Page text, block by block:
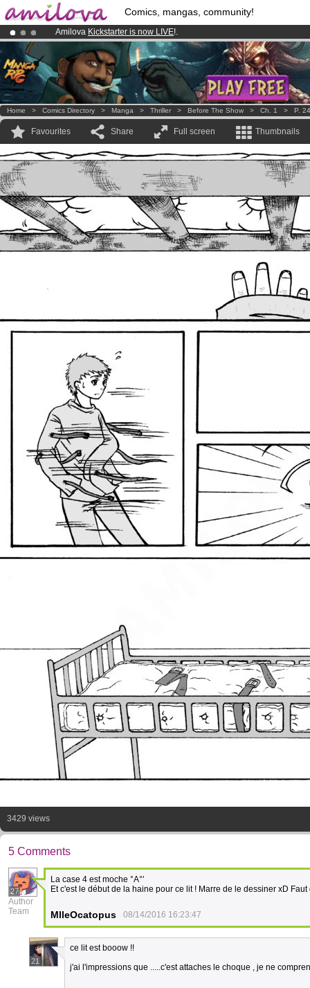
Comics, mangas, community!
Amilova Kickstarter is now LIVE!.
Premium membership from3.95 eurosper month !Get membership
Already 100000 membersand 1000 comics & mangas!.
Home > Comics Directory > Manga > Thriller > Before The Show > Ch. 1 > P. 24
Favourites Share Full screen Thumbnails
3429 views
5 Comments
27
Author
Team
La case 4 est moche °A°'
Et c'est le début de la haine pour ce lit ! Marre de le dessiner xD
MlleOcatopus 08/14/2016 16:23:47
21
ce lit est booow !!
j'ai l'impressions que .....c'est attaches le choque , je ne